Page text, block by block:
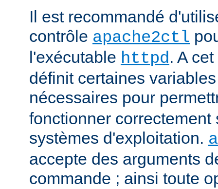
Il est recommandé
contrôle apache2ctl
l'exécutable httpd. A
définit certaines
nécessaires pour
fonctionner correctement
systèmes d'exploitation.
accepte des arguments
commande ; ainsi toute